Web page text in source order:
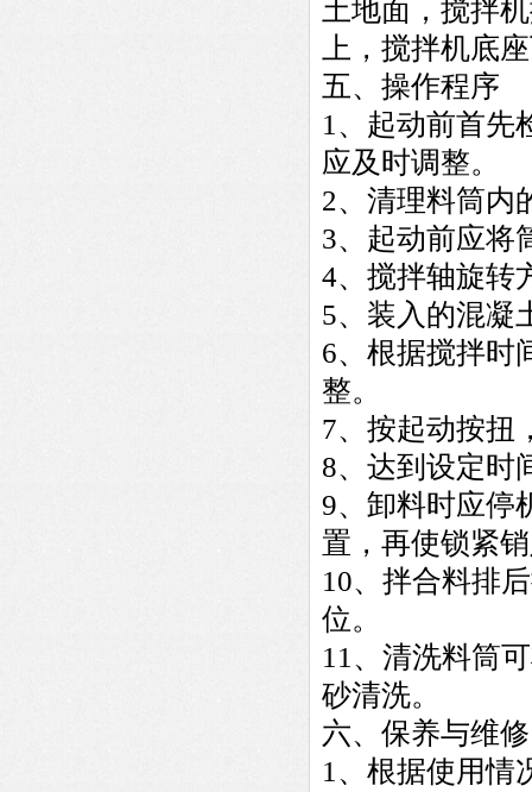
土地面，搅拌
上，搅拌机底
五、 操作程序
1、起动前首先
应及时调整。
2、清理料筒内
3、起动前应将
4、搅拌轴旋转
5、装入的混凝
6、根据搅拌时
整。
7、按起动按扭
8、达到设定时
9、卸料时应停
置，再使锁紧
10、拌合料排
位。
11、清洗料筒
砂清洗。
六、 保养与维修
1、根据使用情